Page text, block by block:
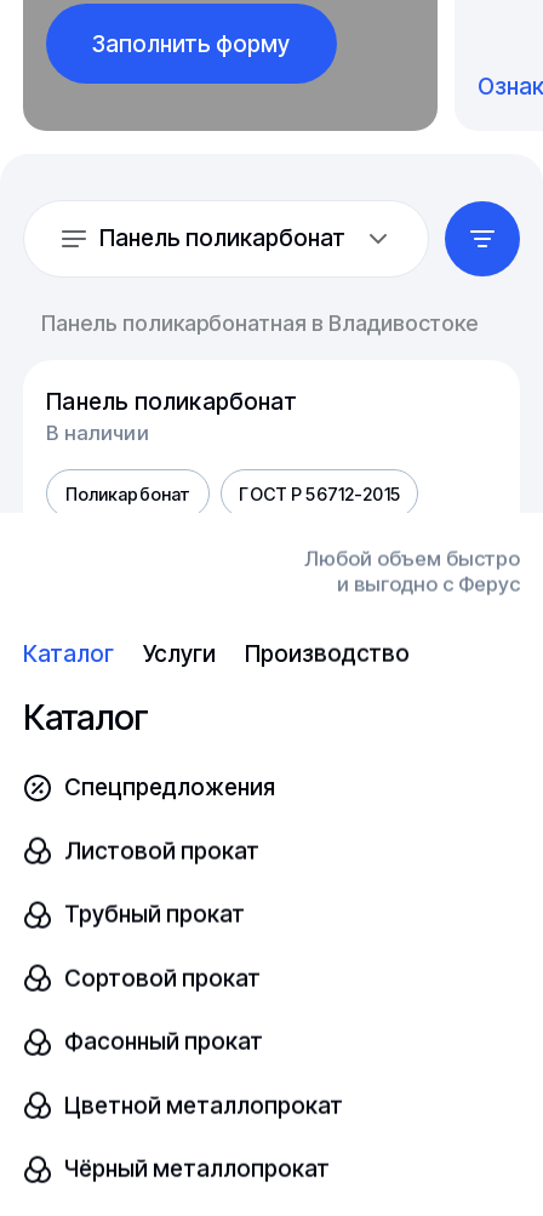
Любой объем быстро
и выгодно с Ферус
Каталог Услуги Производство
Каталог
Спецпредложения
Листовой прокат
Трубный прокат
Сортовой прокат
Фасонный прокат
Цветной металлопрокат
Чёрный металлопрокат
Заполнить форму
Панель поликарбонат
Панель поликарбонатная в Владивостоке
Панель поликарбонат
В наличии
Поликарбонат ГОСТ Р 56712-2015
шт
В наличии
Поликарбонат ГОСТ Р 56712-2015
Толщина, мм
20
Узнать цену